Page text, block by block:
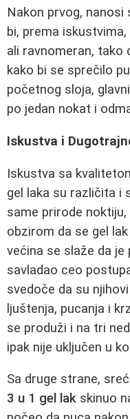
Nakon prvog,
bi, prema
ali ravnomeran, tako
kako bi se sprečilo
početnog sloja,
po jedan nokat i
Iskustva i
Iskustva sa
gel laka su različita i
same prirode
obzirom da se gel
većina se slaže da
savladao ceo
svedoče da su
ljuštenja, pucanja i
se produži i na tri
ipak nije uključen u
Sa druge strane,
3 u 1 gel lak skinuo